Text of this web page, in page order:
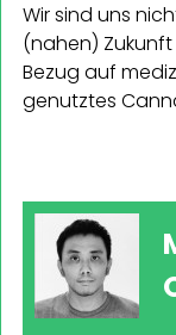
Wir sind uns
(nahen)
Bezug auf
genutztes